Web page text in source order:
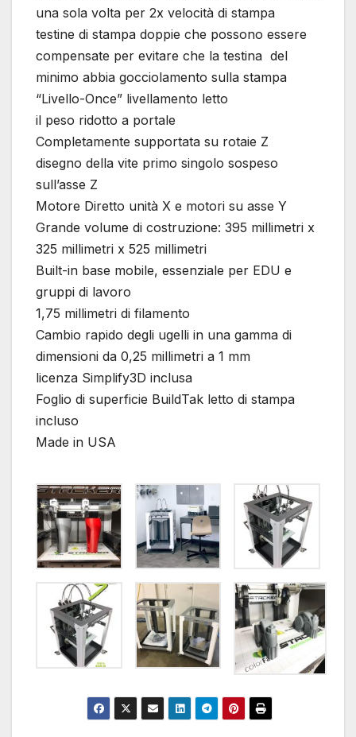
una sola volta per 2x velocità di stampa
testine di stampa doppie che possono essere
compensate per evitare che la testina del
minimo abbia gocciolamento sulla stampa
“Livello-Once” livellamento letto
il peso ridotto a portale
Completamente supportata su rotaie Z
disegno della vite primo singolo sospeso
sull’asse Z
Motore Diretto unità X e motori su asse Y
Grande volume di costruzione: 395 millimetri x
325 millimetri x 525 millimetri
Built-in base mobile, essenziale per EDU e
gruppi di lavoro
1,75 millimetri di filamento
Cambio rapido degli ugelli in una gamma di
dimensioni da 0,25 millimetri a 1 mm
licenza Simplify3D inclusa
Foglio di superficie BuildTak letto di stampa
incluso
Made in USA